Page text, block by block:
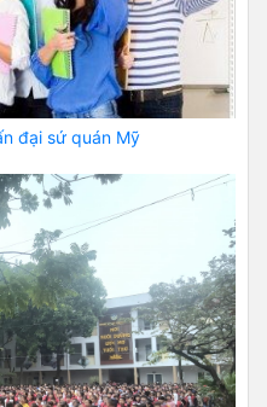
đại sứ quán Mỹ